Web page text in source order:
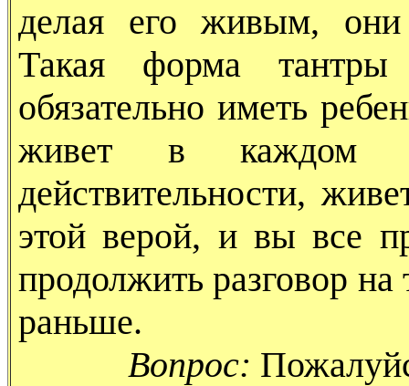
делая его живым, они
Такая форма
обязательно иметь
живет в каждом
действительности,
этой верой, и вы все
продолжить разговор на
раньше.
Вопрос: